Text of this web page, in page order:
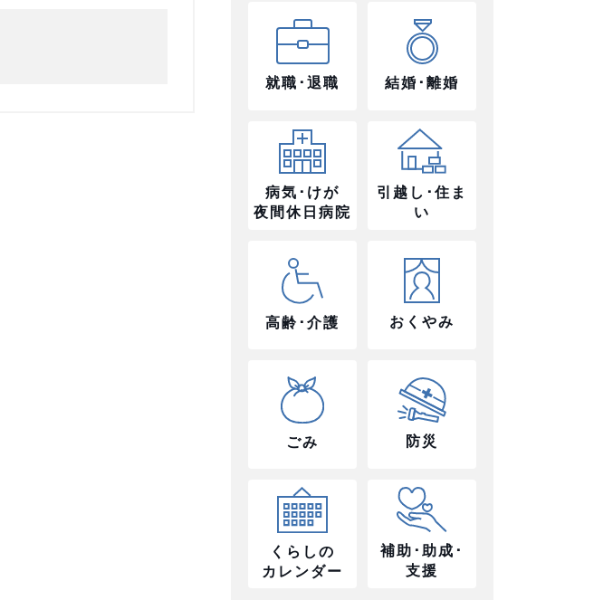
就職･退職 結婚･離婚
病気･けが
夜間休日病院
引越し･住ま
い
高齢･介護 おくやみ
ごみ 防災
くらしの
カレンダー
補助･助成･
支援